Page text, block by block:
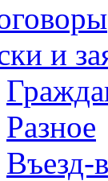
и
Разное
Въезд-